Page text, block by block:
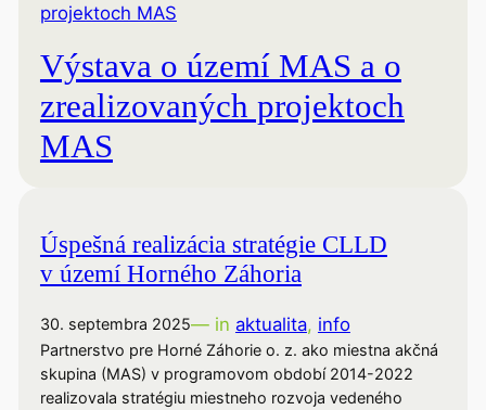
Výstava o území MAS a o
zrealizovaných projektoch
MAS
Úspešná realizácia stratégie CLLD
v území Horného Záhoria
30. septembra 2025— in aktualita, info
Partnerstvo pre Horné Záhorie o. z. ako miestna akčná
skupina (MAS) v programovom období 2014-2022
realizovala stratégiu miestneho rozvoja vedeného